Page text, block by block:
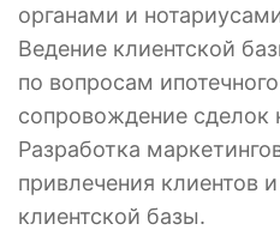
органами и
Ведение клиентской
по вопросам
сопровождение сделок
Разработка
привлечения клиентов
клиентской базы.